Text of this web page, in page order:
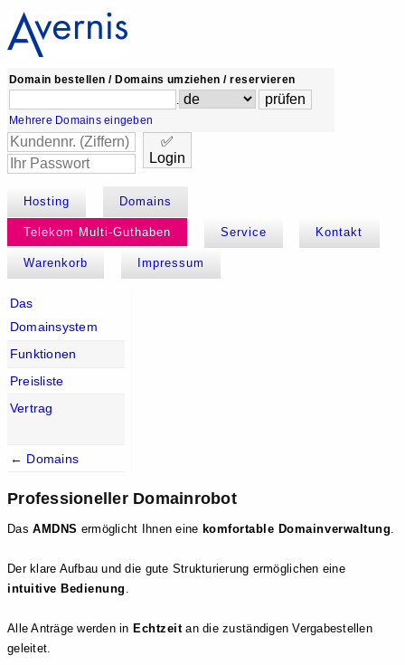
Domain bestellen / Domains umziehen / reservieren
.
Mehrere Domains eingeben
✅
Login
Hosting Domains
Telekom Multi-Guthaben Service Kontakt
Warenkorb Impressum
Das
Domainsystem
Funktionen
Preisliste
Vertrag
← Domains
Professioneller Domainrobot
DasAMDNS ermöglicht Ihnen eine komfortable Domainverwaltung.
Der klare Aufbau und die gute Strukturierung ermöglichen eine
intuitive Bedienung .
Alle Anträge werden in Echtzeitan die zuständigen Vergabestellen
geleitet.